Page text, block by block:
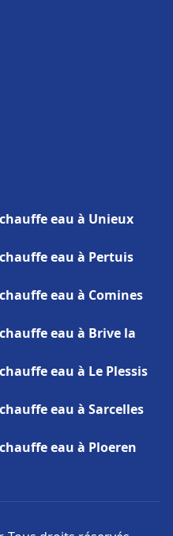
eau à Unieux
eau à Pertuis
eau à Comines
eau à Brive la
eau à Le Plessis
eau à Sarcelles
eau à Ploeren